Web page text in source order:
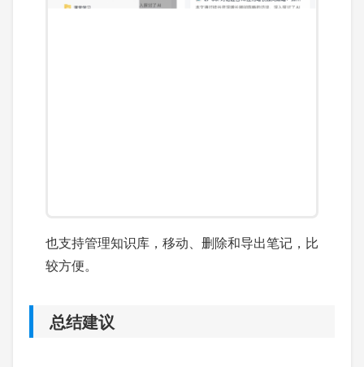
也支持管理知识库，移动、删除和导出笔记，比
较方便。
总结建议